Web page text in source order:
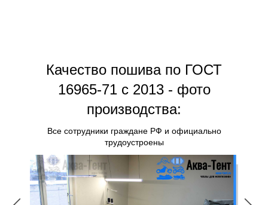
Качество пошива по ГОСТ
16965-71 с 2013 - фото
производства:
Все сотрудники граждане РФ и официально
трудоустроены